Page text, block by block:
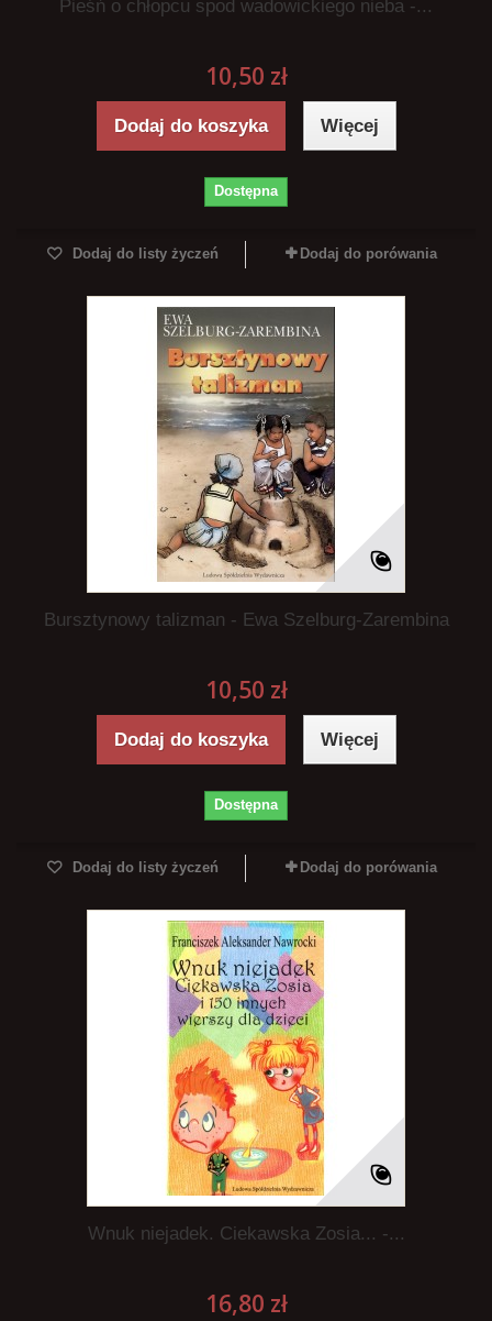
Pieśń o chłopcu spod wadowickiego nieba -...
10,50 zł
Dodaj do koszyka Więcej
Dostępna
Dodaj do listy życzeń Dodaj do porówania
Bursztynowy talizman - Ewa Szelburg-Zarembina
10,50 zł
Dodaj do koszyka Więcej
Dostępna
Dodaj do listy życzeń Dodaj do porówania
Wnuk niejadek. Ciekawska Zosia... -...
16,80 zł